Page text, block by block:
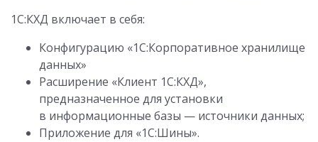
1С:КХД включает в себя:
Конфигурацию «1С:Корпоративное хранилище
данных»
Расширение «Клиент 1С:КХД»,
предназначенное для установки
в информационные базы — источники данных;
Приложение для «1С:Шины».